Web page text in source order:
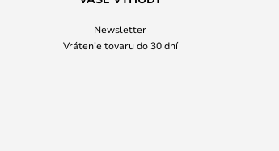
Newsletter
Vrátenie tovaru do 30 dní